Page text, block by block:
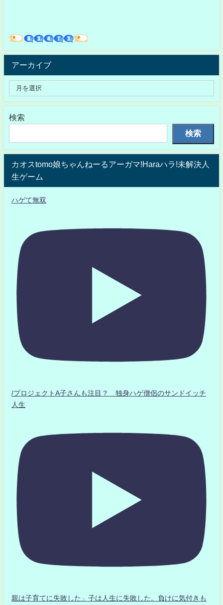
アーカイブ
検索
検索
カオスtomo娘ちゃんねーるアーガマ!Haraハラ!未解決人
生ゲーム
ハゲて無双
/プロジェクトA子さんも注目？ 独身ハゲ僧侶のサンドイッチ
人生
親は子育てに失敗した」子は人生に失敗した。負けに気付きも